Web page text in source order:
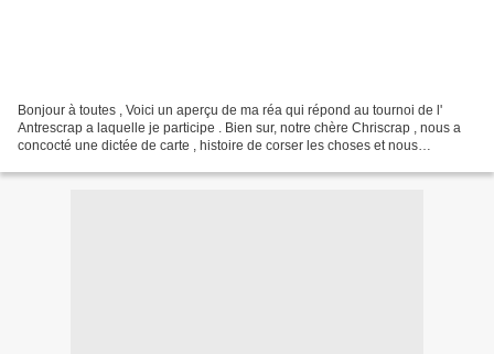
Bonjour à toutes , Voici un aperçu de ma réa qui répond au tournoi de l'
Antrescrap a laquelle je participe . Bien sur, notre chère Chriscrap , nous a
concocté une dictée de carte , histoire de corser les choses et nous